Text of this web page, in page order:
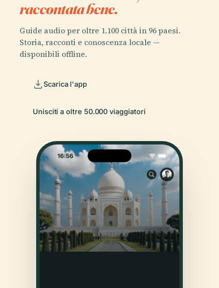
raccontata bene.
Guide audio per oltre 1.100 città in 96 paesi.
Storia, racconti e conoscenza locale —
disponibili offline.
Scarica l'app
Unisciti a oltre 50.000 viaggiatori